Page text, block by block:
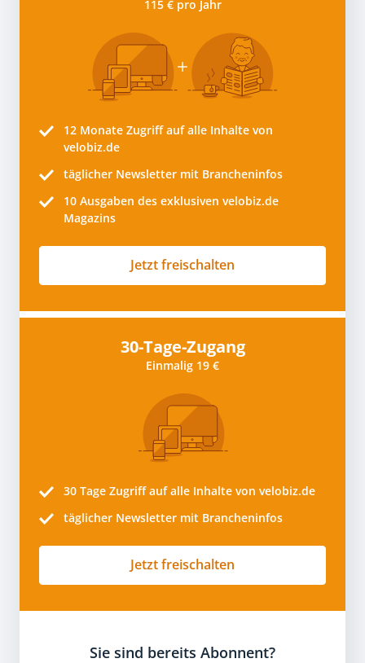
115 € pro Jahr
12 Monate Zugriff auf alle Inhalte von
velobiz.de
täglicher Newsletter mit Brancheninfos
10 Ausgaben des exklusiven velobiz.de
Magazins
Jetzt freischalten
30-Tage-Zugang
Einmalig 19 €
30 Tage Zugriff auf alle Inhalte von velobiz.de
täglicher Newsletter mit Brancheninfos
Jetzt freischalten
Sie sind bereits Abonnent?